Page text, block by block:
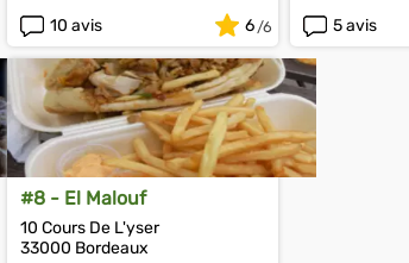
10 avis
6
5 avis
#8 - El Malouf
10 Cours De L'yser
33000 Bordeaux